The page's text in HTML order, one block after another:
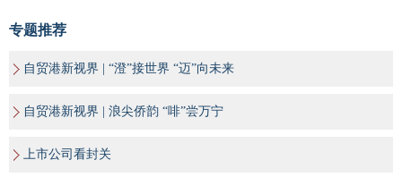
专题推荐
自贸港新视界 | “澄”接世界 “迈”向未来
自贸港新视界 | 浪尖侨韵 “啡”尝万宁
上市公司看封关